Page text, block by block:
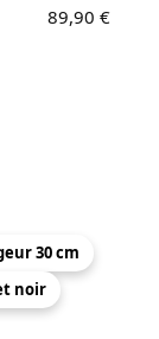
89,90 €
30 cm
noir